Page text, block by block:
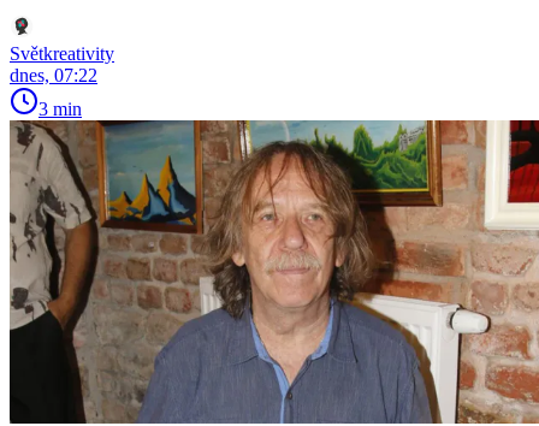
Světkreativity
dnes, 07:22
3 min